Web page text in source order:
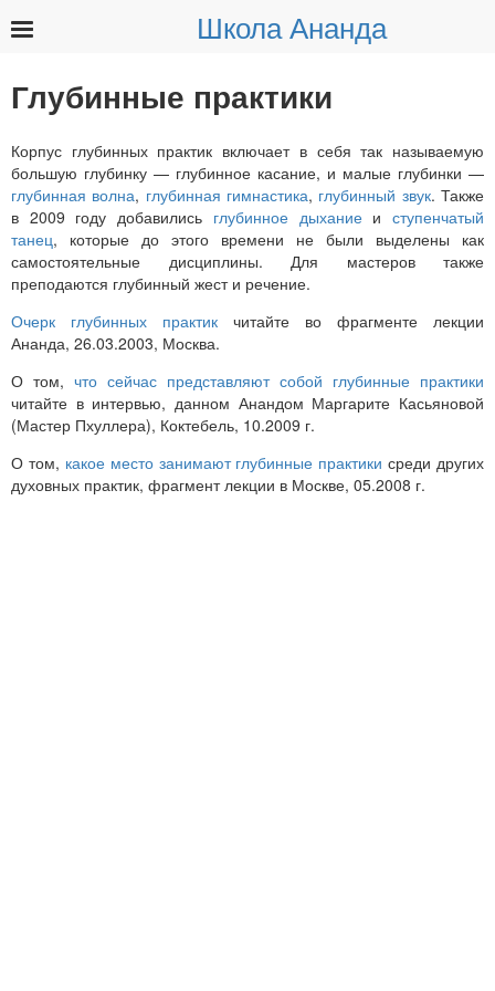
Школа Ананда
Глубинные практики
Корпус глубинных практик включает в себя так называемую
большую глубинку — глубинное касание, и малые глубинки —
глубинная волна, глубинная гимнастика, глубинный звук. Также
в 2009 году добавились глубинное дыханиеиступенчатый
танец, которые до этого времени не были выделены как
самостоятельные дисциплины. Для мастеров также
преподаются глубинный жест и речение.
Очерк глубинных практик читайте во фрагменте лекции
Ананда, 26.03.2003, Москва.
О том, что сейчас представляют собой глубинные практики
читайте в интервью, данном Анандом Маргарите Касьяновой
(Мастер Пхуллера), Коктебель, 10.2009 г.
О том, какое место занимают глубинные практики среди других
духовных практик, фрагмент лекции в Москве, 05.2008 г.